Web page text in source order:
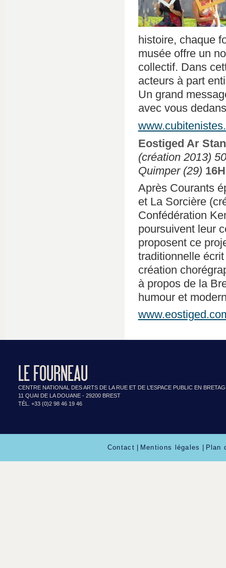
histoire, chaque
musée offre un
collectif. Dans
acteurs à part
Un grand
avec vous
Eostiged Ar
(création 2013)
Quimper (29)
Après Courants
et La Sorcière
Confédération
poursuivent leur
proposent ce
traditionnelle
création
à propos de la
humour et
LE FOURNEAU
CENTRE NATIONAL DES ARTS DE LA RUE ET DE L’ESPACE PUBLIC EN
11 QUAI DE LA DOUANE - 29200 BREST
TÉL. +33 (0)2 98 46 19 46
Contact Mentions légales Plan